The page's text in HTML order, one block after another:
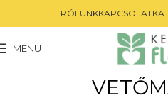
RÓLUNKKAPCSOLAT
MENU